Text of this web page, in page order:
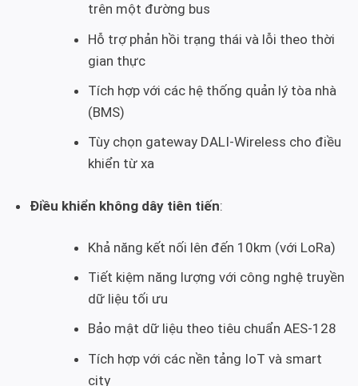
trên một đường bus
Hỗ trợ phản hồi trạng thái và lỗi theo thời
gian thực
Tích hợp với các hệ thống quản lý tòa nhà
(BMS)
Tùy chọn gateway DALI-Wireless cho điều
khiển từ xa
Điều khiển không dây tiên tiến:
Khả năng kết nối lên đến 10km (với LoRa)
Tiết kiệm năng lượng với công nghệ truyền
dữ liệu tối ưu
Bảo mật dữ liệu theo tiêu chuẩn AES-128
Tích hợp với các nền tảng IoT và smart
city